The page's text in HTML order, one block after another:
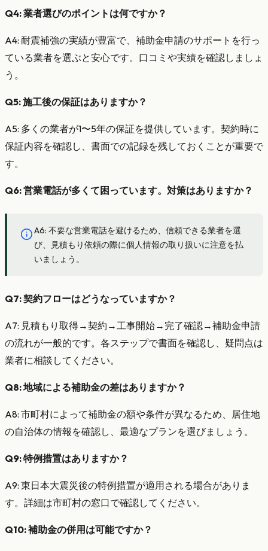
Q4: 業者選びのポイントは何ですか？
A4: 耐震補強の実績が豊富で、補助金申請のサポートを行っ
ている業者を選ぶと安心です。口コミや実績を確認しましょ
う。
Q5: 施工後の保証はありますか？
A5: 多くの業者が1〜5年の保証を提供しています。契約時に
保証内容を確認し、書面での記録を残しておくことが重要で
す。
Q6: 営業電話が多くて困っています。対策はありますか？
A6: 不要な営業電話を避けるため、信頼できる業者を選
び、見積もり依頼の際に個人情報の取り扱いに注意を払
いましょう。
Q7: 契約フローはどうなっていますか？
A7: 見積もり取得→契約→工事開始→完了確認→補助金申請
の流れが一般的です。各ステップで書面を確認し、疑問点は
業者に相談してください。
Q8: 地域による補助金の差はありますか？
A8: 市町村によって補助金の額や条件が異なるため、居住地
の自治体の情報を確認し、最適なプランを選びましょう。
Q9: 特例措置はありますか？
A9: 東日本大震災後の特例措置が適用される場合がありま
す。詳細は市町村の窓口で確認してください。
Q10: 補助金の併用は可能ですか？